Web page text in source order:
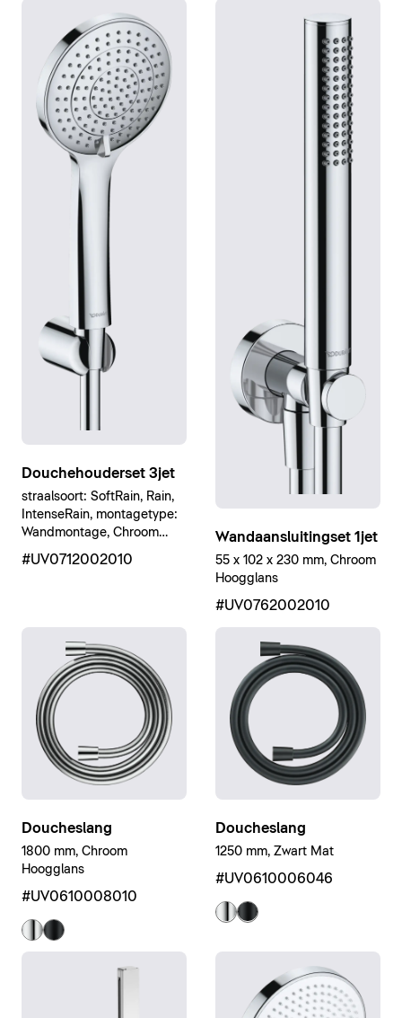
Douchehouderset 3jet
straalsoort: SoftRain, Rain,
IntenseRain, montagetype:
Wandmontage, Chroom
Hoogglans
#UV0712002010
Wandaansluitingset 1jet
55 x 102 x 230 mm, Chroom
Hoogglans
#UV0762002010
Doucheslang
1800 mm, Chroom
Hoogglans
#UV0610008010
Doucheslang
1250 mm, Zwart Mat
#UV0610006046